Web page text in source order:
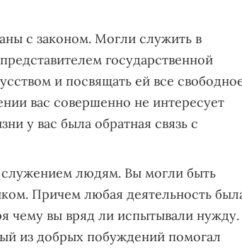
с законом. Могли служить в
государственной
и посвящать ей все
вас совершенно не интересует
у вас была обратная связь с
служением людям. Вы могли быть
Причем любая деятельность
чему вы вряд ли испытывали нужду.
из добрых побуждений помогал